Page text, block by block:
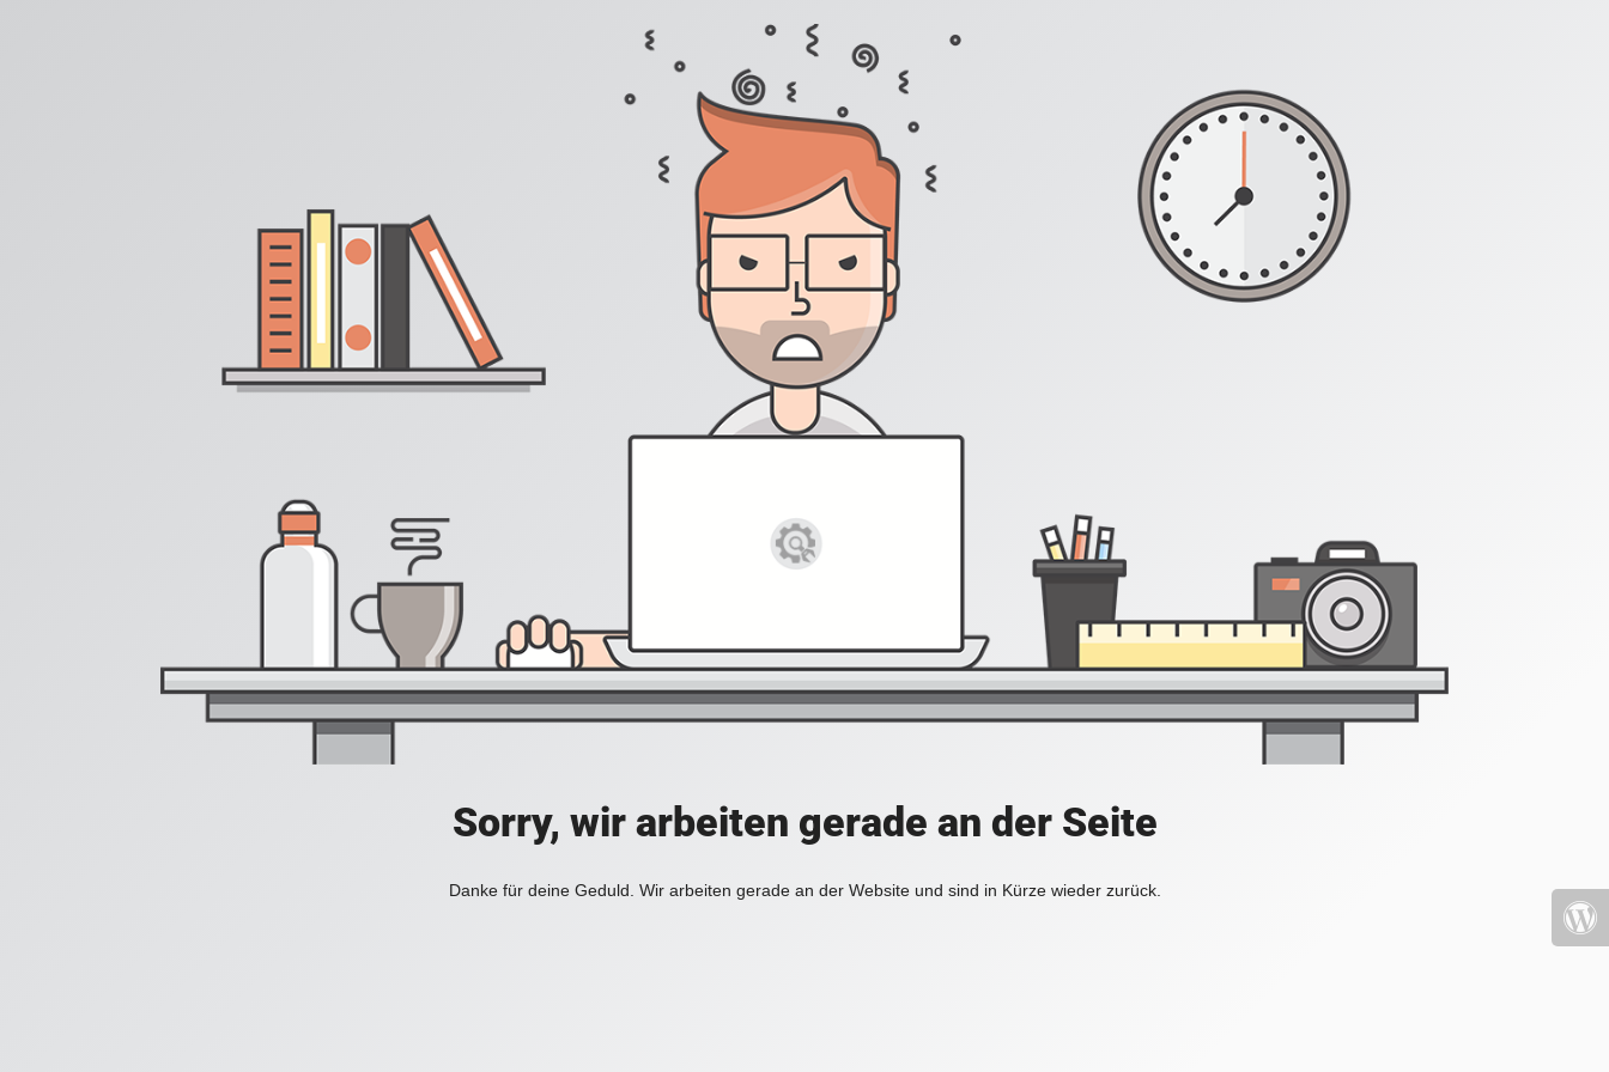
Sorry, wir arbeiten gerade an der Seite
Danke für deine Geduld. Wir arbeiten gerade an der Website und sind in Kürze wieder zurück.